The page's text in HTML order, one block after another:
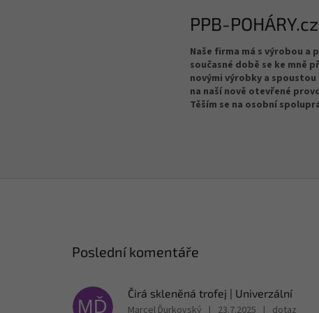
PPB-POHÁRY.cz
Naše firma má s výrobou
současné době se ke mně
novými výrobky a
na naší nově otevřené
Těším se na osobní
Poslední komentáře
MĎ
Čirá skleněná trofej | Univerzální
Marcel Ďurkovský | 23.7.2025 | dotaz